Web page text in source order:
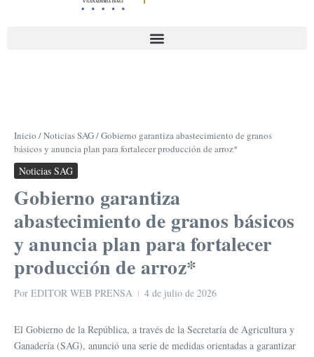
Inicio /Noticias SAG/Gobierno garantiza abastecimiento de granos
básicos y anuncia plan para fortalecer producción de arroz*
Noticias SAG
Gobierno garantiza
abastecimiento de granos básicos
y anuncia plan para fortalecer
producción de arroz*
Por EDITOR WEB PRENSA 4 de julio de 2026
El Gobierno de la República, a través de la Secretaría de Agricultura y
Ganadería (SAG), anunció una serie de medidas orientadas a garantizar